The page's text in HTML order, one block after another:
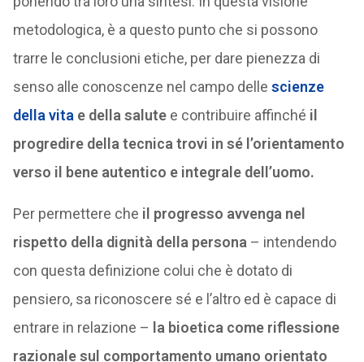
metodologica, è a questo punto che si possono
trarre le conclusioni etiche, per dare pienezza di
senso alle conoscenze nel campo delle scienze
della vita e della salutee contribuire affinché il
progredire della tecnica trovi in sé l’orientamento
verso il bene autentico e integrale dell’uomo.
Per permettere che il progresso avvenga nel
rispetto della dignità della persona – intendendo
con questa definizione colui che è dotato di
pensiero, sa riconoscere sé e l’altro ed è capace di
entrare in relazione – la bioetica come riflessione
razionale sul comportamento umano orientato